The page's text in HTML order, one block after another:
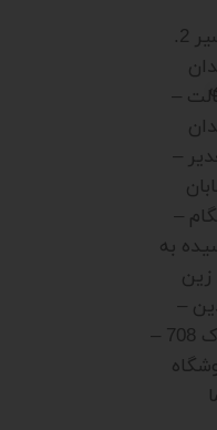
مسیر 2.
–
–
–
به
زین
–
پلاک 708 –